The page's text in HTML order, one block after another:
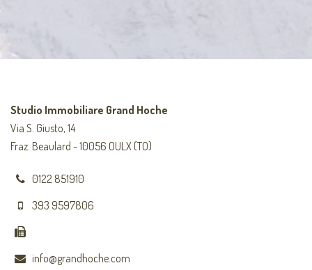
Studio Immobiliare Grand Hoche
Via S. Giusto, 14
Fraz. Beaulard - 10056 OULX (TO)
0122 851910
393 9597806
info@grandhoche.com